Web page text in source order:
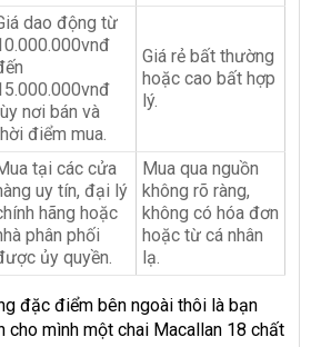
dao động từ
nơi bán và
điểm mua.
Giá rẻ bất thường
hoặc cao bất hợp
lý.
tại các cửa
uy tín, đại lý
hãng hoặc
phân phối
ủy quyền.
Mua qua nguồn
không rõ ràng,
không có hóa đơn
hoặc từ cá nhân
lạ.
đặc điểm bên ngoài thôi là bạn
cho mình một chai Macallan 18 chất